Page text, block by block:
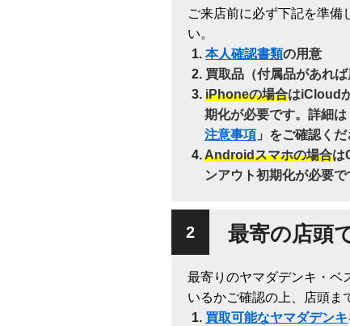
ご来店前に必ず下記を準備
い。
本人確認書類の用意
買取品（付属品があれば
iPhoneの場合はiCloud
期化が必要です。詳細は
注意事項 」をご確認くだ
Androidスマホの場合は
ンアウト初期化が必要で
最寄の店頭
最寄りのヤマダデンキ・ベ
いるかご確認の上、店頭ま
買取可能なヤマダデンキ